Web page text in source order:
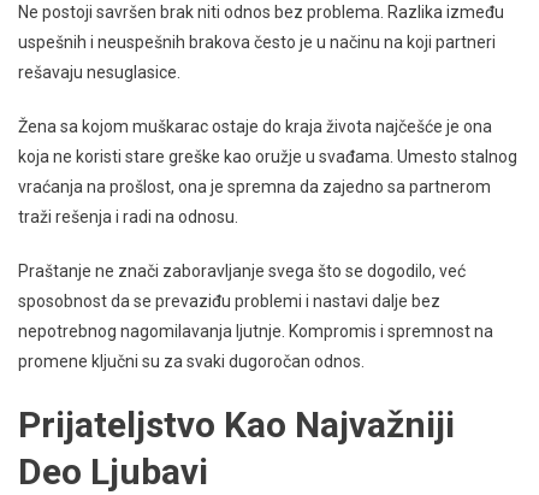
Ne postoji savršen brak niti odnos bez problema. Razlika između
uspešnih i neuspešnih brakova često je u načinu na koji partneri
rešavaju nesuglasice.
Žena sa kojom muškarac ostaje do kraja života najčešće je ona
koja ne koristi stare greške kao oružje u svađama. Umesto stalnog
vraćanja na prošlost, ona je spremna da zajedno sa partnerom
traži rešenja i radi na odnosu.
Praštanje ne znači zaboravljanje svega što se dogodilo, već
sposobnost da se prevaziđu problemi i nastavi dalje bez
nepotrebnog nagomilavanja ljutnje. Kompromis i spremnost na
promene ključni su za svaki dugoročan odnos.
Prijateljstvo Kao Najvažniji
Deo Ljubavi